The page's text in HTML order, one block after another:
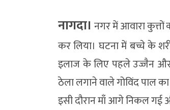
नागदा। नगर में आवारा
कर लिया। घटना में बच्चे के
इलाज के लिए पहले उज्जैन और
ठेला लगाने वाले गोविंद पाल का
इसी दौरान माँ आगे निकल गई